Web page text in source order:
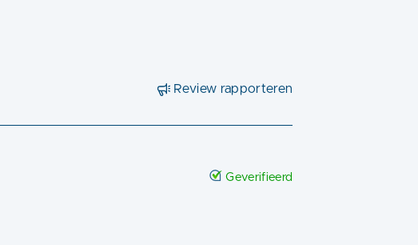
Review rapporteren
Geverifieerd